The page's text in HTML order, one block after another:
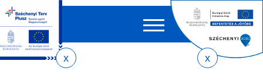
EN HU
űrlap